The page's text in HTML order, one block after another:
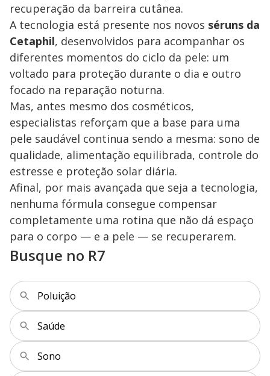
recuperação da barreira cutânea.
A tecnologia está presente nos novos séruns da
Cetaphil, desenvolvidos para acompanhar os
diferentes momentos do ciclo da pele: um
voltado para proteção durante o dia e outro
focado na reparação noturna.
Mas, antes mesmo dos cosméticos,
especialistas reforçam que a base para uma
pele saudável continua sendo a mesma: sono de
qualidade, alimentação equilibrada, controle do
estresse e proteção solar diária.
Afinal, por mais avançada que seja a tecnologia,
nenhuma fórmula consegue compensar
completamente uma rotina que não dá espaço
para o corpo — e a pele — se recuperarem.
Busque no R7
Poluição
Saúde
Sono